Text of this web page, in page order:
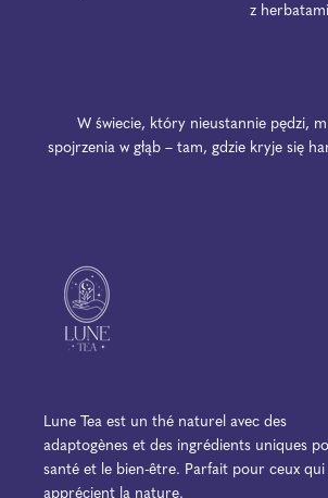
z
W świecie, który nieustannie pędzi,
spojrzenia w głąb – tam, gdzie kryje się
Lune Tea est un thé naturel avec des
adaptogènes et des ingrédients uniques
santé et le bien-être. Parfait pour ceux qui
apprécient la nature.